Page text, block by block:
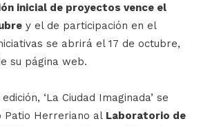
inicial de proyectos vence el
y el de participación en el
se abrirá el 17 de octubre,
su página web.
‘La Ciudad Imaginada’ se
Patio Herreriano al Laboratorio de